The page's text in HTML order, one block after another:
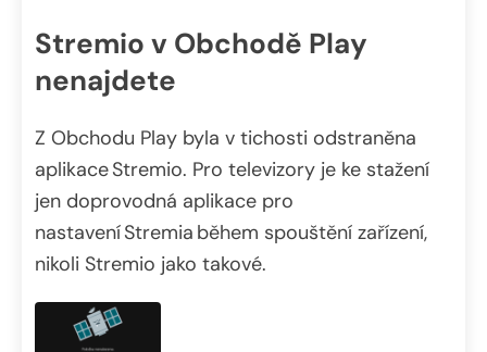
Stremio v Obchodě Play
nenajdete
Z Obchodu Play byla v tichosti odstraněna
aplikace Stremio. Pro televizory je ke stažení
jen doprovodná aplikace pro
nastavení Stremia během spouštění zařízení,
nikoli Stremio jako takové.